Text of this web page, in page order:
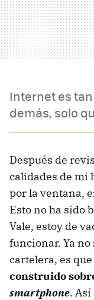
Internet es
demás, solo
Después de
calidades de mi
por la ventana,
Esto no ha sido
Vale, estoy de
funcionar. Ya no
cartelera, es que
construido
smartphone.